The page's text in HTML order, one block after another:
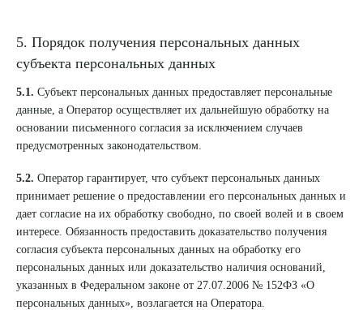
5. Порядок получения персональных данных
субъекта персональных данных
5.1. Субъект персональных данных предоставляет персональные
данные, а Оператор осуществляет их дальнейшую обработку на
основании письменного согласия за исключением случаев
предусмотренных законодательством.
5.2. Оператор гарантирует, что субъект персональных данных
принимает решение о предоставлении его персональных данных и
дает согласие на их обработку свободно, по своей волей и в своем
интересе. Обязанность предоставить доказательство получения
согласия субъекта персональных данных на обработку его
персональных данных или доказательство наличия оснований,
указанных в Федеральном законе от 27.07.2006 № 152ФЗ «О
персональных данных», возлагается на Оператора.